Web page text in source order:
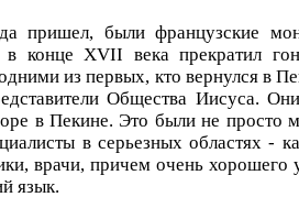
пришел, были французские
конце XVII века прекратил
из первых, кто вернулся в
Общества Иисуса.
в Пекине. Это были не просто
в серьезных областях -
врачи, причем очень хорошего
язык.